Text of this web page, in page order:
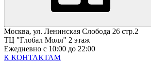
Москва, ул. Ленинская Слобода 26 стр.2
ТЦ "Глобал Молл" 2 этаж
Ежедневно с 10:00 до 22:00
К КОНТАКТАМ